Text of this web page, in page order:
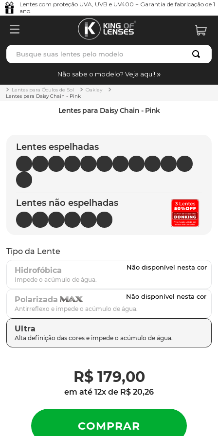
Lentes com proteção UVA, UVB e UV400 + Garantia de fabricação de 1
ano.
Busque suas lentes pelo modelo
Não sabe o modelo? Veja aqui!
Lentes para Óculos de Sol
Oakley
Lentes para Daisy Chain - Pink
Lentes para Daisy Chain - Pink
Lentes espelhadas
Lentes não espelhadas
Tipo da Lente
Hidrofóbica
Polarizada
Ultra
R$ 179,00
em até 12x de R$ 20,26
TERMOS MAIS BUSCADOS
1º borrachas
holbrook
5º chaves
6º t-shock
7º latch
8º gasket
9º parafusos